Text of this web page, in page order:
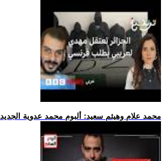
.. محمد علام وهيثم سعيد: ألبوم محمد عدوية الجديد